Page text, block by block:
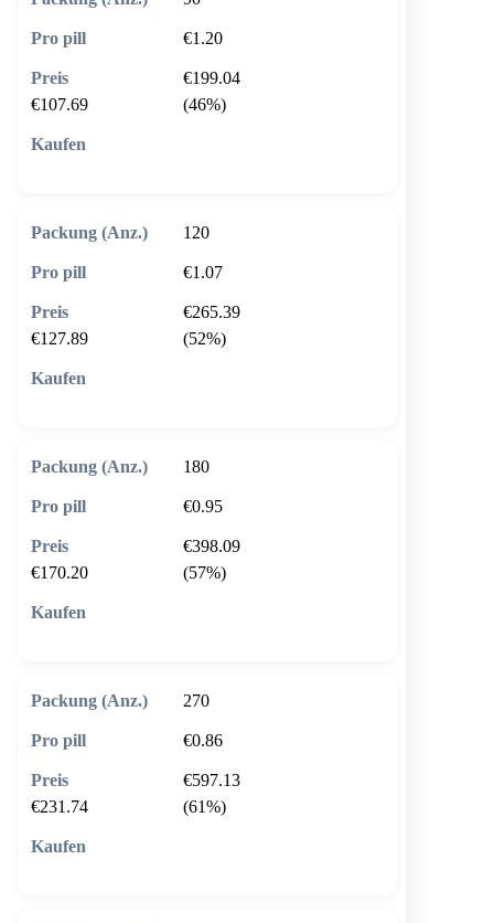
€1.20
€199.04
€107.69
(46%)
120
€1.07
€265.39
€127.89
(52%)
180
€0.95
€398.09
€170.20
(57%)
270
€0.86
€597.13
€231.74
(61%)